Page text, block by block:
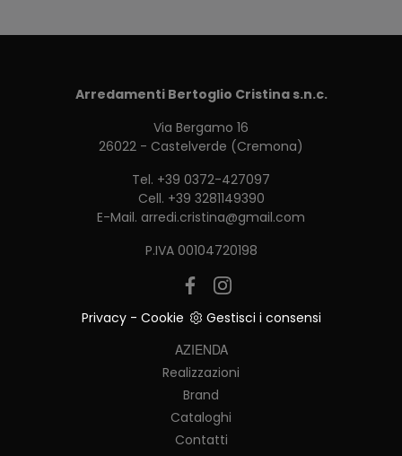
Arredamenti Bertoglio Cristina s.n.c.
Via Bergamo 16
26022 - Castelverde (Cremona)
Tel. +39 0372-427097
Cell. +39 3281149390
E-Mail. arredi.cristina@gmail.com
P.IVA 00104720198
Privacy- Cookie
Gestisci i consensi
AZIENDA
Realizzazioni
Brand
Cataloghi
Contatti